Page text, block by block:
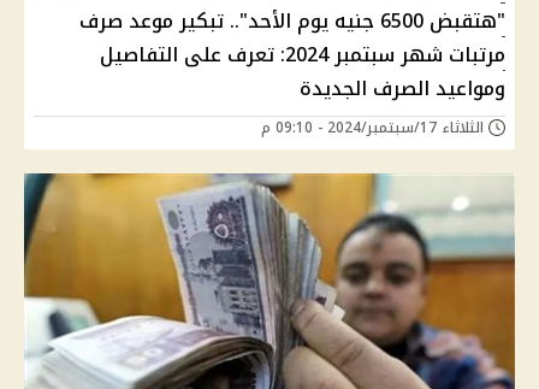
"هتقبض 6500 جنيه يوم الأحد".. تبكير موعد صرف
مرتبات شهر سبتمبر 2024: تعرف على التفاصيل
ومواعيد الصرف الجديدة
الثلاثاء 17/سبتمبر/2024 - 09:10 م